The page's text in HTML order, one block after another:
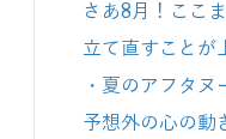
さあ8月！ここ
立て直すことが
・夏のアフタヌ
予想外の心の動